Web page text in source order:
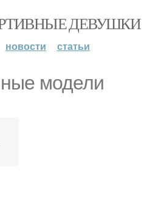
ДЕВУШКИ
новости статьи
модели